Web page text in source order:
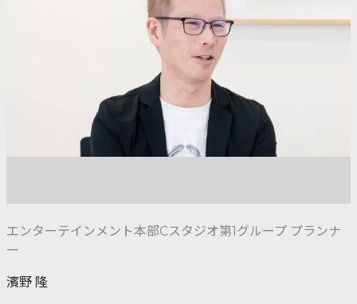
エンターテインメント本部Cスタジオ第1グループ プランナ
ー
濱野 隆